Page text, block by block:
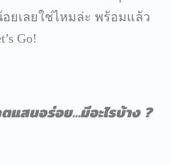
ยเลยใช่ไหมล่ะ พร้อมแล้ว
Go!
ตแสนอร่อย…มีอะไรบ้าง?